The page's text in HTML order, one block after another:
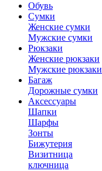
Обувь
Сумки
Женские сумки
Мужские сумки
Рюкзаки
Женские рюкзаки
Мужские рюкзаки
Багаж
Дорожные сумки
Аксессуары
Шапки
Шарфы
Зонты
Бижутерия
Визитница
ключница